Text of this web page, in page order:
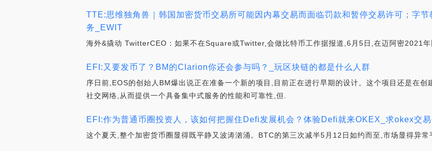
TTE:思维独角兽｜韩国加密货币交易所可能因内幕交易而面临罚款和暂停交易许可；字
务_EWIT
海外&撬动 TwitterCEO：如果不在Square或Twitter,会做比特币工作据报道,6月5日,在迈阿密2021年
EFI:又要发币了？BM的Clarion你还会参与吗？_玩区块链的都是什么人群
序日前,EOS的创始人BM爆出说正在准备一个新的项目,目前正在进行早期的设计。这个项目还是在
社交网络,从而提供一个具备集中式服务的性能和可靠性,但.
EFI:作为普通币圈投资人，该如何把握住Defi发展机会？体验Defi就来OKEX_求okex交
这个夏天,整个加密货币圈显得既平静又波涛汹涌。BTC的第三次减半5月12日如约而至,市场显得异常